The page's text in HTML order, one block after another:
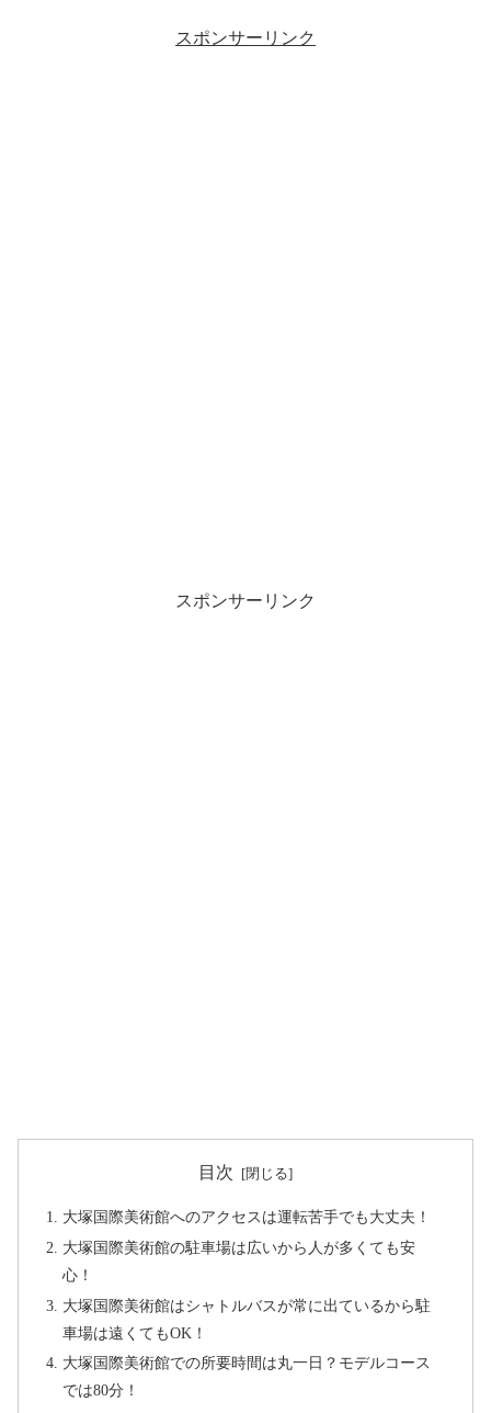
スポンサーリンク
スポンサーリンク
目次
大塚国際美術館へのアクセスは運転苦手でも大丈夫！
大塚国際美術館の駐車場は広いから人が多くても安
心！
大塚国際美術館はシャトルバスが常に出ているから駐
車場は遠くてもOK！
大塚国際美術館での所要時間は丸一日？モデルコース
では80分！